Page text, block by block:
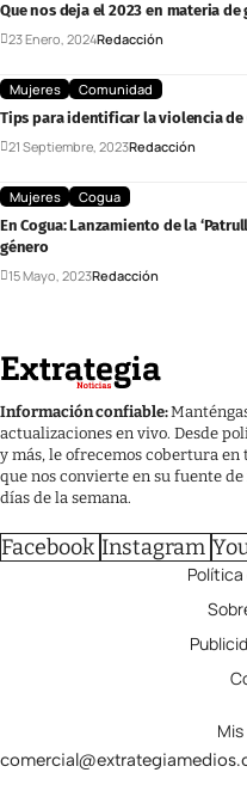
Que nos deja el 2023 en materia de
23 Enero, 2024Redacción
Mujeres
Comunidad
Tips para identificar la violencia de
21 Septiembre, 2023Redacción
Mujeres
Cogua
En Cogua: Lanzamiento de la
género
15 Mayo, 2023Redacción
Información confiable:
actualizaciones en vivo. Desde
y más, le ofrecemos cobertura
que nos convierte en su fuente
días de la semana.
Facebook Instagram